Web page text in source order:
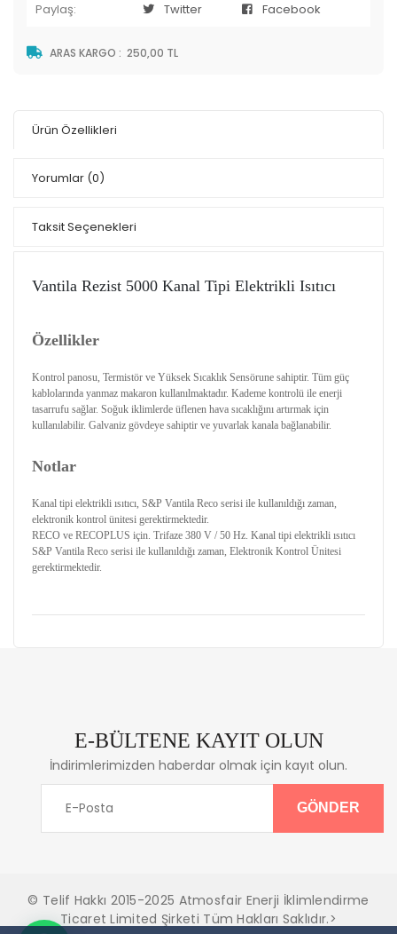
Paylaş: Twitter Facebook
ARAS KARGO : 250,00 TL
Ürün Özellikleri
Yorumlar (0)
Taksit Seçenekleri
Vantila Rezist 5000 Kanal Tipi Elektrikli Isıtıcı
Özellikler
Kontrol panosu, Termistör ve Yüksek Sıcaklık Sensörune sahiptir. Tüm güç
kablolarında yanmaz makaron kullanılmaktadır. Kademe kontrolü ile enerji
tasarrufu sağlar. Soğuk iklimlerde üflenen hava sıcaklığını artırmak için
kullanılabilir. Galvaniz gövdeye sahiptir ve yuvarlak kanala bağlanabilir.
Notlar
Kanal tipi elektrikli ısıtıcı, S&P Vantila Reco serisi ile kullanıldığı zaman,
elektronik kontrol ünitesi gerektirmektedir.
RECO ve RECOPLUS için. Trifaze 380 V / 50 Hz. Kanal tipi elektrikli ısıtıcı
S&P Vantila Reco serisi ile kullanıldığı zaman, Elektronik Kontrol Ünitesi
gerektirmektedir.
E-BÜLTENE KAYIT OLUN
İndirimlerimizden haberdar olmak için kayıt olun.
© Telif Hakkı 2015-2025 Atmosfair Enerji İklimlendirme
Ticaret Limited Şirketi Tüm Hakları Saklıdır.>